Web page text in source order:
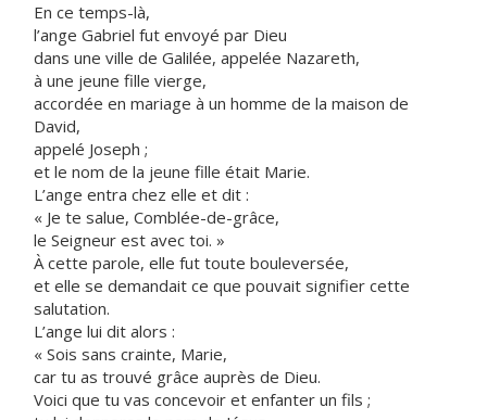
En ce temps-là,
l’ange Gabriel fut envoyé par Dieu
dans une ville de Galilée, appelée Nazareth,
à une jeune fille vierge,
accordée en mariage à un homme de la maison de
David,
appelé Joseph ;
et le nom de la jeune fille était Marie.
L’ange entra chez elle et dit :
« Je te salue, Comblée-de-grâce,
le Seigneur est avec toi. »
À cette parole, elle fut toute bouleversée,
et elle se demandait ce que pouvait signifier cette
salutation.
L’ange lui dit alors :
« Sois sans crainte, Marie,
car tu as trouvé grâce auprès de Dieu.
Voici que tu vas concevoir et enfanter un fils ;